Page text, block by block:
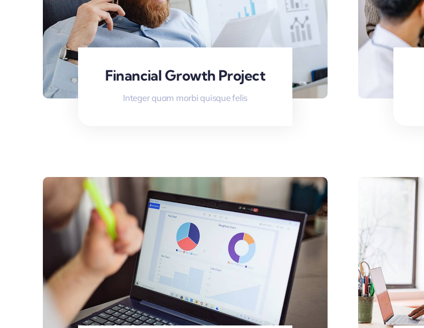
Financial Growth Project
Integer quam morbi quisque felis